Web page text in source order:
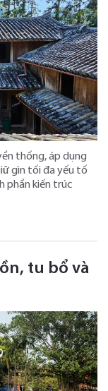
thống, áp dụng
gìn tối đa yếu tố
phần kiến trúc
tu bổ và